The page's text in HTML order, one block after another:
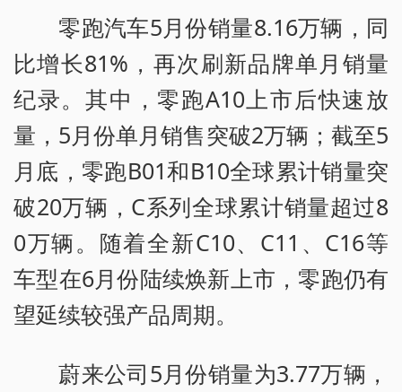
零跑汽车5月份销量8.16万辆，同
比增长81%，再次刷新品牌单月销量
纪录。其中，零跑A10上市后快速放
量，5月份单月销售突破2万辆；截至5
月底，零跑B01和B10全球累计销量突
破20万辆，C系列全球累计销量超过8
0万辆。随着全新C10、C11、C16等
车型在6月份陆续焕新上市，零跑仍有
望延续较强产品周期。
蔚来公司5月份销量为3.77万辆，